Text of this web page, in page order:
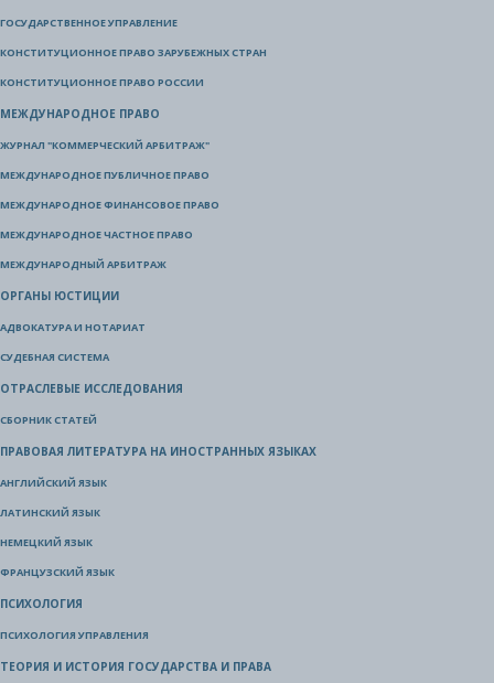
ГОСУДАРСТВЕННОЕ УПРАВЛЕНИЕ
КОНСТИТУЦИОННОЕ ПРАВО ЗАРУБЕЖНЫХ СТРАН
КОНСТИТУЦИОННОЕ ПРАВО РОССИИ
МЕЖДУНАРОДНОЕ ПРАВО
ЖУРНАЛ "КОММЕРЧЕСКИЙ АРБИТРАЖ"
МЕЖДУНАРОДНОЕ ПУБЛИЧНОЕ ПРАВО
МЕЖДУНАРОДНОЕ ФИНАНСОВОЕ ПРАВО
МЕЖДУНАРОДНОЕ ЧАСТНОЕ ПРАВО
МЕЖДУНАРОДНЫЙ АРБИТРАЖ
ОРГАНЫ ЮСТИЦИИ
АДВОКАТУРА И НОТАРИАТ
СУДЕБНАЯ СИСТЕМА
ОТРАСЛЕВЫЕ ИССЛЕДОВАНИЯ
СБОРНИК СТАТЕЙ
ПРАВОВАЯ ЛИТЕРАТУРА НА ИНОСТРАННЫХ ЯЗЫКАХ
АНГЛИЙСКИЙ ЯЗЫК
ЛАТИНСКИЙ ЯЗЫК
НЕМЕЦКИЙ ЯЗЫК
ФРАНЦУЗСКИЙ ЯЗЫК
ПСИХОЛОГИЯ
ПСИХОЛОГИЯ УПРАВЛЕНИЯ
ТЕОРИЯ И ИСТОРИЯ ГОСУДАРСТВА И ПРАВА